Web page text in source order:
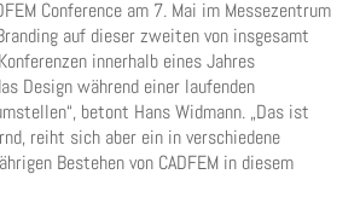
Conference am 7. Mai im Messezentrum
auf dieser zweiten von insgesamt
innerhalb eines Jahres
Design während einer laufenden
betont Hans Widmann. „Das ist
reiht sich aber ein in verschiedene
Bestehen von CADFEM in diesem